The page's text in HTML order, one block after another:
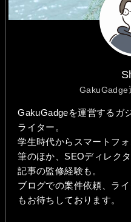
GakuGadge
GakuGadgeを運営するガ
ライター。
学生時代からスマートフ
筆のほか、SEOディレク
記事の監修経験も。
ブログでの案件依頼、ラ
もお待ちしております。